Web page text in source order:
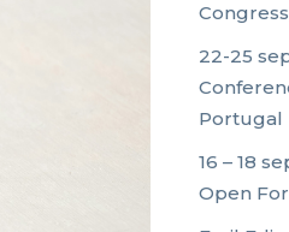
22-25
Portugal
16 – 18
Open